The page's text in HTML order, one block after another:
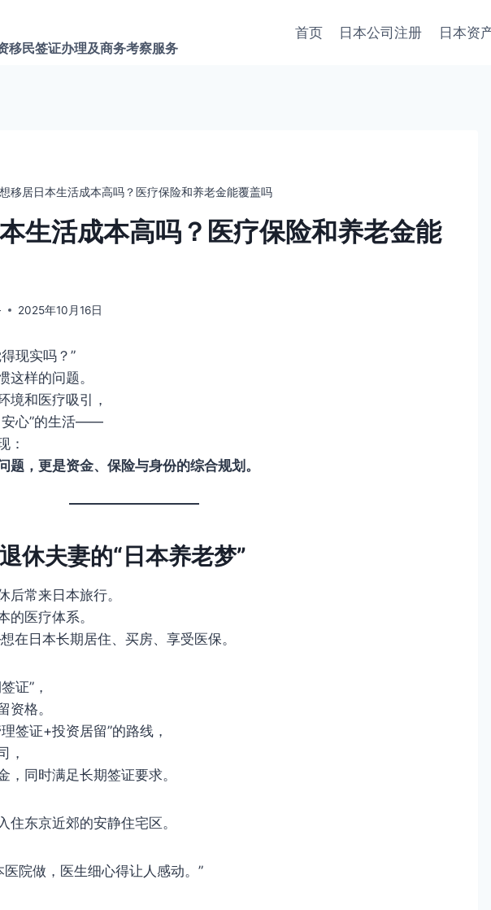
移民签证办理及商务考察服务
首页 日本公司注册 日本资
移居日本生活成本高吗？医疗保险和养老金能覆盖吗
生活成本高吗？医疗保险和养老金能
2025年10月16日
现实吗？”
这样的问题。
境和医疗吸引，
安心”的生活——
：
题，更是资金、保险与身份的综合规划。
休夫妻的“日本养老梦”
后常来日本旅行。
的医疗体系。
日本长期居住、买房、享受医保。
证”，
资格。
签证+投资居留”的路线，
，
，同时满足长期签证要求。
东京近郊的安静住宅区。
院做，医生细心得让人感动。”